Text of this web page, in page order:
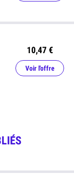
10,47 €
Voir l'offre